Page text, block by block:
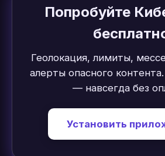
Попробуйте
Геолокация, лимиты,
алерты опасного
— навсегда без
Установить